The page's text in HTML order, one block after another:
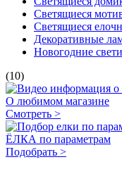
Светящиеся
Светящиеся
Декоративные
Новогодние
(10)
О любимом магазине
Смотреть >
ЁЛКА по параметрам
Подобрать >